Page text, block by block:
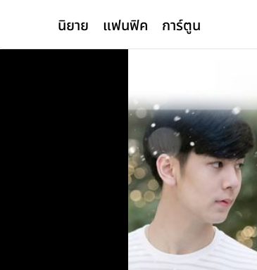
นิยาย แฟนฟิค การ์ตูน